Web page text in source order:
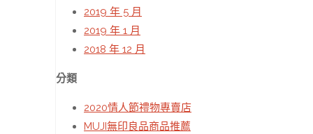
2019 年 5 月
2019 年 1 月
2018 年 12 月
分類
2020情人節禮物專賣店
MUJI無印良品商品推薦